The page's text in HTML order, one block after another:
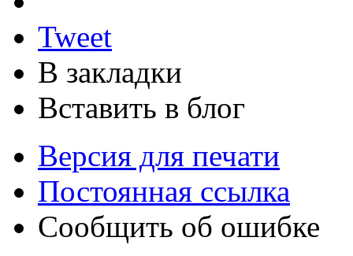
Tweet
В закладки
Вставить в блог
Версия для печати
Постоянная ссылка
Сообщить об ошибке